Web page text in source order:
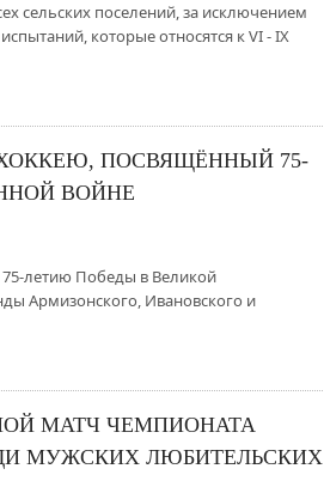
сельских поселений, за исключением
которые относятся к VI - IX
ПОСВЯЩЁННЫЙ 75-
ВОЙНЕ
летию Победы в Великой
Армизонского, Ивановского и
МАТЧ ЧЕМПИОНАТА
МУЖСКИХ ЛЮБИТЕЛЬСКИХ